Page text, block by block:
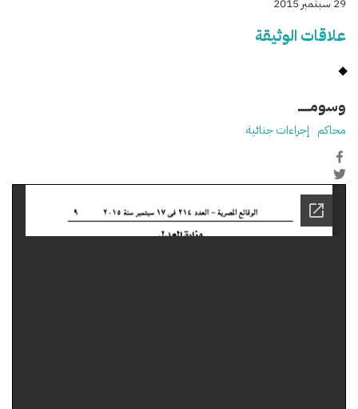
29 سبتمبر 2015
علاقات الوثيقة
وسومـــــ
محاكم إجراءات جنائية